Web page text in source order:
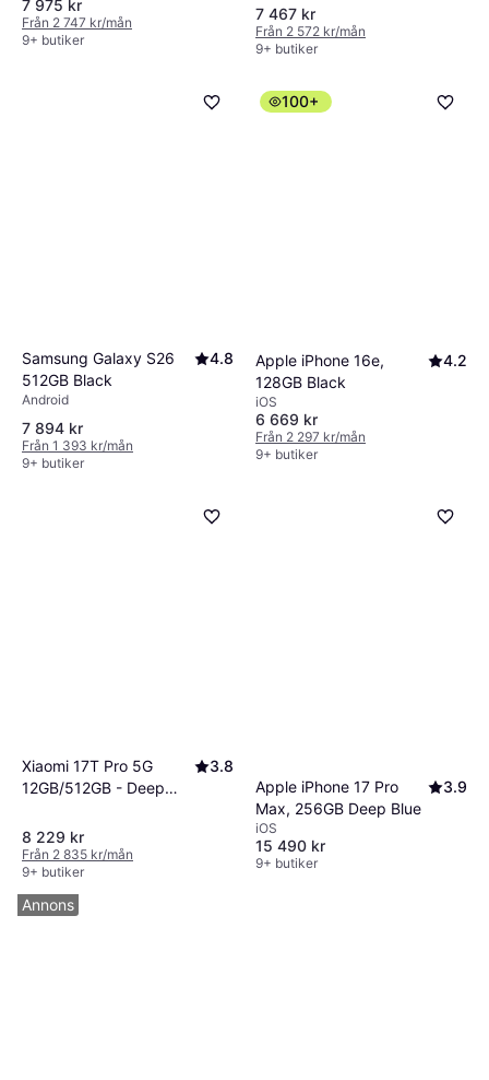
7 975 kr
Från 2 747 kr/mån
9+ butiker
7 467 kr
Från 2 572 kr/mån
9+ butiker
Samsung Galaxy S26
512GB Black
4.8
Android
7 894 kr
Från 1 393 kr/mån
9+ butiker
100+
Apple iPhone 16e,
128GB Black
4.2
iOS
6 669 kr
Från 2 297 kr/mån
9+ butiker
Xiaomi 17T Pro 5G
12GB/512GB - Deep
3.8
8 229 kr
Från 2 835 kr/mån
9+ butiker
Apple iPhone 17 Pro
Max, 256GB Deep Blue
3.9
iOS
15 490 kr
9+ butiker
Annons